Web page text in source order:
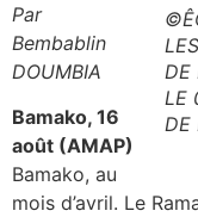
DE
LE
DE
Par
Bembablin
DOUMBIA
Bamako, 16
août (AMAP)
Bamako, au
mois d’avril. Le